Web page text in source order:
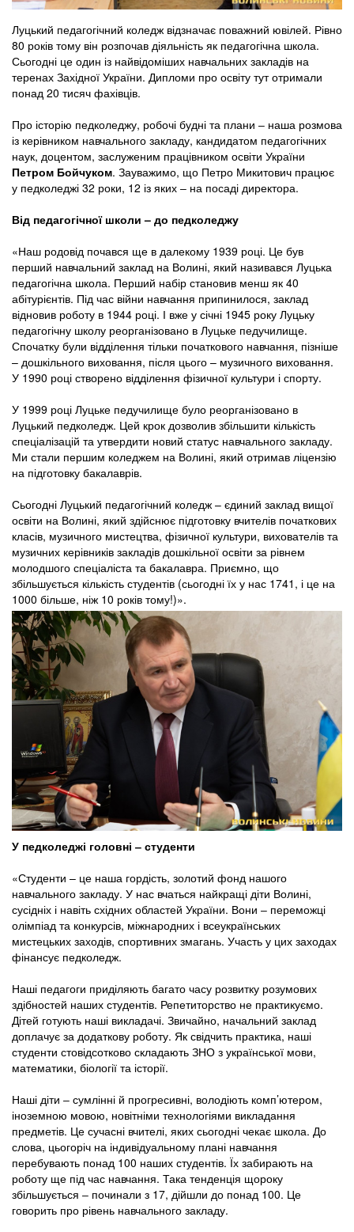
Луцький педагогічний коледж відзначає поважний ювілей. Рівно
80 років тому він розпочав діяльність як педагогічна школа.
Сьогодні це один із найвідоміших навчальних закладів на
теренах Західної України. Дипломи про освіту тут отримали
понад 20 тисяч фахівців.
Про історію педколеджу, робочі будні та плани ‒ наша розмова
із керівником навчального закладу, кандидатом педагогічних
наук, доцентом, заслуженим працівником освіти України
Петром Бойчуком. Зауважимо, що Петро Микитович працює
у педколеджі 32 роки, 12 із яких ‒ на посаді директора.
Від педагогічної школи – до педколеджу
«Наш родовід почався ще в далекому 1939 році. Це був
перший навчальний заклад на Волині, який називався Луцька
педагогічна школа. Перший набір становив менш як 40
абітурієнтів. Під час війни навчання припинилося, заклад
відновив роботу в 1944 році. І вже у січні 1945 року Луцьку
педагогічну школу реорганізовано в Луцьке педучилище.
Спочатку були відділення тільки початкового навчання, пізніше
– дошкільного виховання, після цього – музичного виховання.
У 1990 році створено відділення фізичної культури і спорту.
У 1999 році Луцьке педучилище було реорганізовано в
Луцький педколедж. Цей крок дозволив збільшити кількість
спеціалізацій та утвердити новий статус навчального закладу.
Ми стали першим коледжем на Волині, який отримав ліцензію
на підготовку бакалаврів.
Сьогодні Луцький педагогічний коледж – єдиний заклад вищої
освіти на Волині, який здійснює підготовку вчителів початкових
класів, музичного мистецтва, фізичної культури, вихователів та
музичних керівників закладів дошкільної освіти за рівнем
молодшого спеціаліста та бакалавра. Приємно, що
збільшується кількість студентів (сьогодні їх у нас 1741, і це на
1000 більше, ніж 10 років тому!)».
У педколеджі головні ‒ студенти
«Студенти – це наша гордість, золотий фонд нашого
навчального закладу. У нас вчаться найкращі діти Волині,
сусідніх і навіть східних областей України. Вони ‒ переможці
олімпіад та конкурсів, міжнародних і всеукраїнських
мистецьких заходів, спортивних змагань. Участь у цих заходах
фінансує педколедж.
Наші педагоги приділяють багато часу розвитку розумових
здібностей наших студентів. Репетиторство не практикуємо.
Дітей готують наші викладачі. Звичайно, начальний заклад
доплачує за додаткову роботу. Як свідчить практика, наші
студенти стовідсотково складають ЗНО з української мови,
математики, біології та історії.
Наші діти ‒ сумлінні й прогресивні, володіють комп’ютером,
іноземною мовою, новітніми технологіями викладання
предметів. Це сучасні вчителі, яких сьогодні чекає школа. До
слова, цьогоріч на індивідуальному плані навчання
перебувають понад 100 наших студентів. Їх забирають на
роботу ще під час навчання. Така тенденція щороку
збільшується ‒ починали з 17, дійшли до понад 100. Це
говорить про рівень навчального закладу.